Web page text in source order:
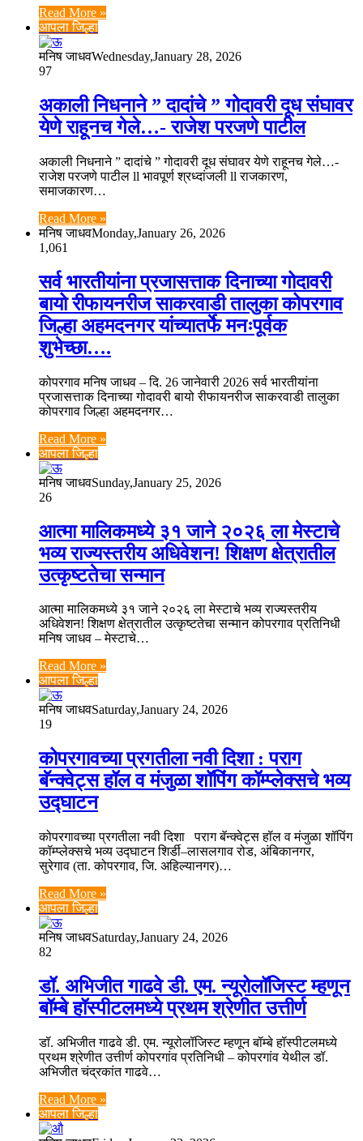
Read More »
आपला जिल्हा
मनिष जाधवWednesday,January 28, 2026
97
अकाली निधनाने ” दादांचे ” गोदावरी दूध संघावर
येणे राहूनच गेले…- राजेश परजणे पाटील
अकाली निधनाने ” दादांचे ” गोदावरी दूध संघावर येणे राहूनच गेले…-
राजेश परजणे पाटील ll भावपूर्ण श्रध्दांजली ll राजकारण,
समाजकारण…
Read More »
मनिष जाधवMonday,January 26, 2026
1,061
सर्व भारतीयांना प्रजासत्ताक दिनाच्या गोदावरी
बायो रीफायनरीज साकरवाडी तालुका कोपरगाव
जिल्हा अहमदनगर यांच्यातर्फे मनःपूर्वक
शुभेच्छा….
कोपरगाव मनिष जाधव – दि. 26 जानेवारी 2026 सर्व भारतीयांना
प्रजासत्ताक दिनाच्या गोदावरी बायो रीफायनरीज साकरवाडी तालुका
कोपरगाव जिल्हा अहमदनगर…
Read More »
आपला जिल्हा
मनिष जाधवSunday,January 25, 2026
26
आत्मा मालिकमध्ये ३१ जाने २०२६ ला मेस्टाचे
भव्य राज्यस्तरीय अधिवेशन! शिक्षण क्षेत्रातील
उत्कृष्टतेचा सन्मान
आत्मा मालिकमध्ये ३१ जाने २०२६ ला मेस्टाचे भव्य राज्यस्तरीय
अधिवेशन! शिक्षण क्षेत्रातील उत्कृष्टतेचा सन्मान कोपरगाव प्रतिनिधी
मनिष जाधव – मेस्टाचे…
Read More »
आपला जिल्हा
मनिष जाधवSaturday,January 24, 2026
19
कोपरगावच्या प्रगतीला नवी दिशा : पराग
बॅन्क्वेट्स हॉल व मंजुळा शॉपिंग कॉम्प्लेक्सचे भव्य
उद्घाटन
कोपरगावच्या प्रगतीला नवी दिशा पराग बॅन्क्वेट्स हॉल व मंजुळा शॉपिंग
कॉम्प्लेक्सचे भव्य उद्घाटन शिर्डी–लासलगाव रोड, अंबिकानगर,
सुरेगाव (ता. कोपरगाव, जि. अहिल्यानगर)…
Read More »
आपला जिल्हा
मनिष जाधवSaturday,January 24, 2026
82
डॉ. अभिजीत गाढवे डी. एम. न्यूरोलॉजिस्ट म्हणून
बॉम्बे हॉस्पीटलमध्ये प्रथम श्रेणीत उत्तीर्ण
डॉ. अभिजीत गाढवे डी. एम. न्यूरोलॉजिस्ट म्हणून बॉम्बे हॉस्पीटलमध्ये
प्रथम श्रेणीत उत्तीर्ण कोपरगांव प्रतिनिधी – कोपरगांव येथील डॉ.
अभिजीत चंद्रकांत गाढवे…
Read More »
आपला जिल्हा